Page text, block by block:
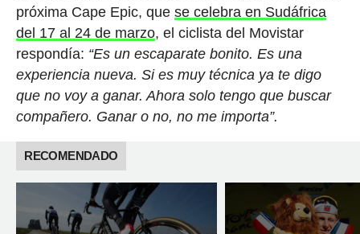
próxima Cape Epic, que se celebra en Sudáfrica
del 17 al 24 de marzo, el ciclista del Movistar
respondía: “Es un escaparate bonito. Es una
experiencia nueva. Si es muy técnica ya te digo
que no voy a ganar. Ahora solo tengo que buscar
compañero. Ganar o no, no me importa”.
RECOMENDADO